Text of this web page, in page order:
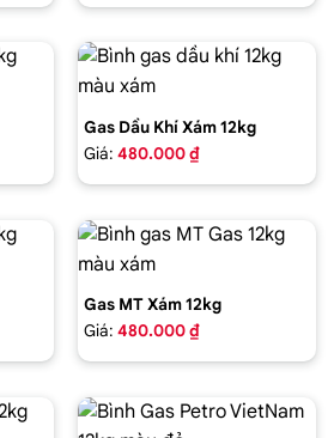
Gas Dầu Khí Xám 12kg
Giá: 480.000 ₫
Gas MT Xám 12kg
Giá: 480.000 ₫